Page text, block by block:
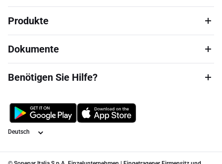
Produkte
Dokumente
Benötigen Sie Hilfe?
Sprache